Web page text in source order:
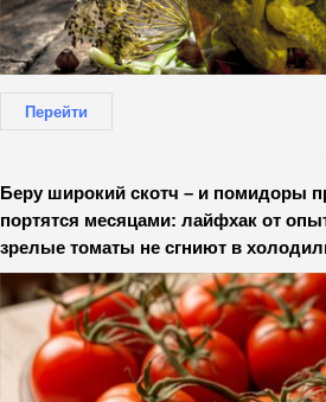
Перейти
Беру широкий скотч – и помидоры
портятся месяцами: лайфхак от
зрелые томаты не сгниют в